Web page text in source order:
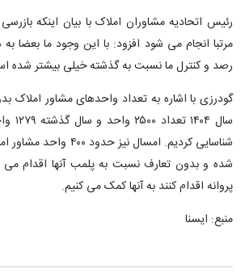
رئیس اتحادیه مشاوران املاک با بیان اینکه
مرتبا انجام می شود افزود: با این وجود ما بعضا
رصد و کنترل ما نسبت به گذشته خیلی بیشتر شده
گودرزی با اشاره به تعداد واحدهای مشاور
سال
شناسایی کردیم. امسال
شده و بدون تعارف نسبت به پلمب آنها اقدام
پروانه اقدام کنند به آنها کمک می کنیم.
منبع: ایسنا